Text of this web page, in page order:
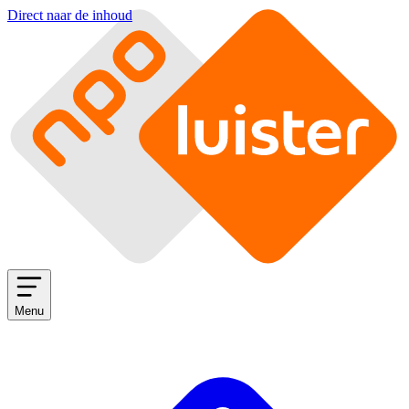
Direct naar de inhoud
Menu